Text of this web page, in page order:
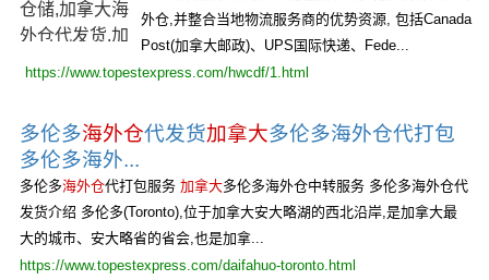
外仓,并整合当地物流服务商的优势资源, 包括Canada
Post(加拿大邮政)、UPS国际快递、Fede...
https://www.topestexpress.com/hwcdf/1.html
多伦多海外仓代发货加拿大多伦多海外仓代打包
多伦多海外...
多伦多海外仓代打包服务 加拿大多伦多海外仓中转服务 多伦多海外仓代
发货介绍 多伦多(Toronto),位于加拿大安大略湖的西北沿岸,是加拿大最
大的城市、安大略省的省会,也是加拿...
https://www.topestexpress.com/daifahuo-toronto.html